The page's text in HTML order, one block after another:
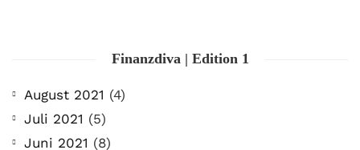
Finanzdiva | Edition 1
August 2021 (4)
Juli 2021 (5)
Juni 2021 (8)